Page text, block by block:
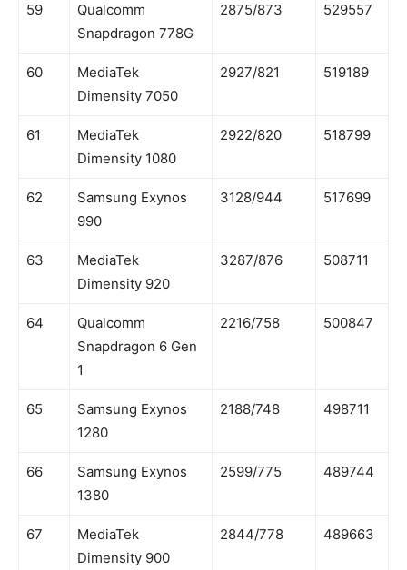
59
Qualcomm
Snapdragon 778G
2875/873 529557
60
MediaTek
Dimensity 7050
2927/821 519189
61
MediaTek
Dimensity 1080
2922/820 518799
62
Samsung Exynos
990
3128/944 517699
63
MediaTek
Dimensity 920
3287/876 508711
64
Qualcomm
Snapdragon 6 Gen
1
2216/758 500847
65
Samsung Exynos
1280
2188/748 498711
66
Samsung Exynos
1380
2599/775 489744
67
MediaTek
Dimensity 900
2844/778 489663